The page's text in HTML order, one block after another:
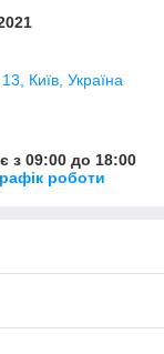
Київ, Україна
з 09:00 до 18:00
роботи